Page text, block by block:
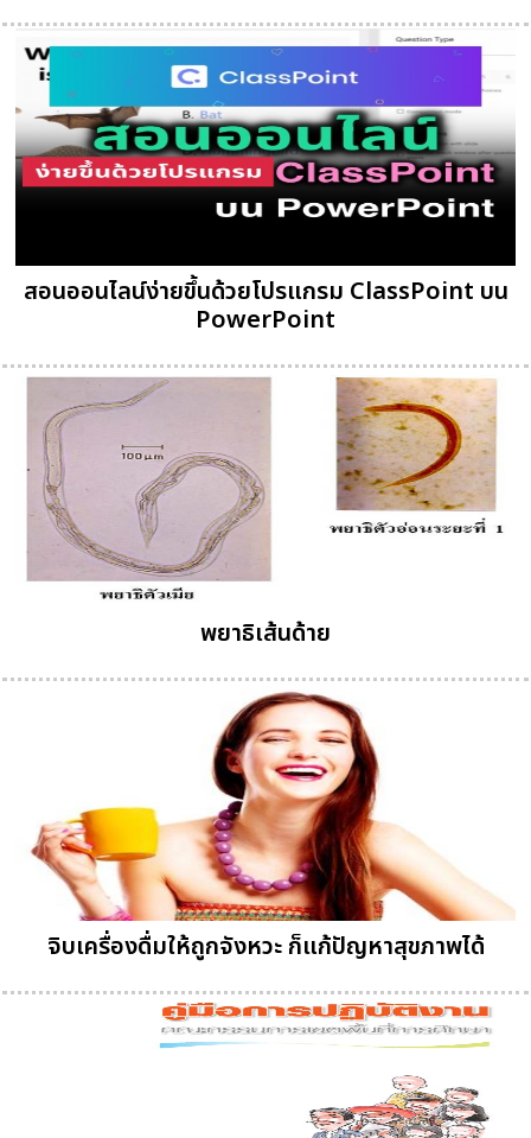
สอนออนไลน์ง่ายขึ้นด้วยโปรแกรม ClassPoint บน
PowerPoint
พยาธิเส้นด้าย
จิบเครื่องดื่มให้ถูกจังหวะ ก็แก้ปัญหาสุขภาพได้